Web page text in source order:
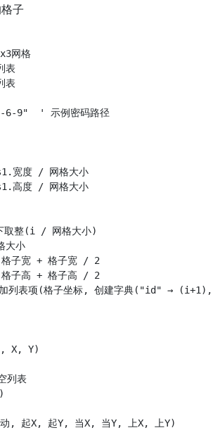
子
网格
表
表
6-9"  ' 示例密码路径
宽度 / 网格大小
高度 / 网格大小
整(i / 网格大小)
大小
子宽 + 格子宽 / 2
子高 + 格子高 / 2
列表项(格子坐标, 创建字典("id" →
, X, Y)
列表
动, 起X, 起Y, 当X, 当Y, 上X, 上Y)